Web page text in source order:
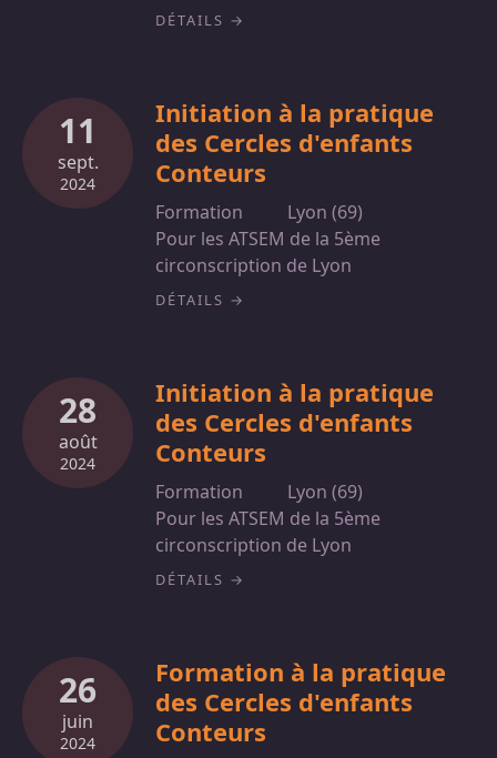
DÉTAILS
11
sept.
2024
Initiation à la pratique
des Cercles d'enfants
Conteurs
Formation
Lyon (69)
Pour les ATSEM de la 5ème
circonscription de Lyon
DÉTAILS
28
août
2024
Initiation à la pratique
des Cercles d'enfants
Conteurs
Formation
Lyon (69)
Pour les ATSEM de la 5ème
circonscription de Lyon
DÉTAILS
26
juin
2024
Formation à la pratique
des Cercles d'enfants
Conteurs